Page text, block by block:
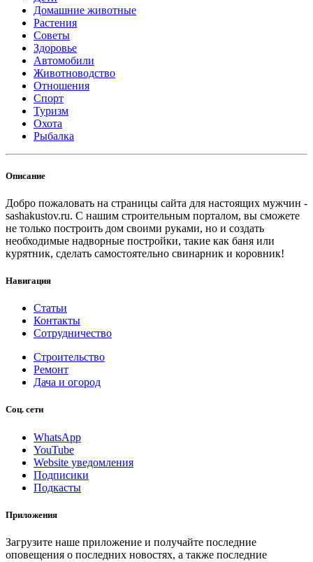
Домашние животные
Растения
Советы
Здоровье
Автомобили
Животноводство
Отношения
Спорт
Туризм
Охота
Рыбалка
Описание
Добро пожаловать на страницы сайта для настоящих мужчин -
sashakustov.ru. С нашим строительным порталом, вы сможете
не только построить дом своими руками, но и создать
необходимые надворные постройки, такие как баня или
курятник, сделать самостоятельно свинарник и коровник!
Навигация
Статьи
Контакты
Сотрудничество
Строительство
Ремонт
Дача и огород
Соц. сети
WhatsApp
YouTube
Website уведомления
Подписики
Подкасты
Приложения
Загрузите наше приложение и получайте последние
оповещения о последних новостях, а также последние